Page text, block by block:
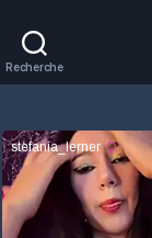
Recherche